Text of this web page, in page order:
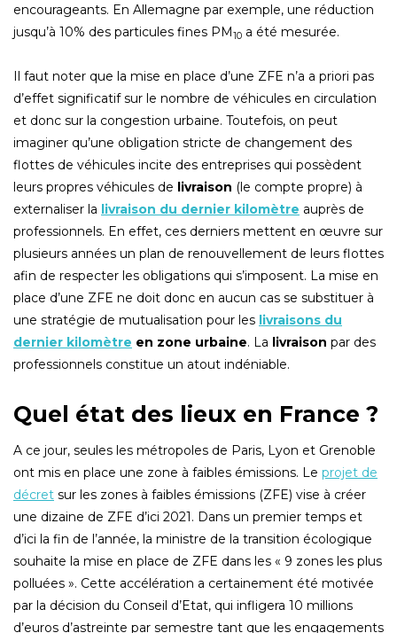
encourageants. En Allemagne par exemple, une réduction
jusqu’à 10% des particules fines PM10 a été mesurée.
Il faut noter que la mise en place d’une ZFE n’a a priori pas
d’effet significatif sur le nombre de véhicules en circulation
et donc sur la congestion urbaine. Toutefois, on peut
imaginer qu’une obligation stricte de changement des
flottes de véhicules incite des entreprises qui possèdent
leurs propres véhicules de livraison (le compte propre) à
externaliser la livraison du dernier kilomètre auprès de
professionnels. En effet, ces derniers mettent en œuvre sur
plusieurs années un plan de renouvellement de leurs flottes
afin de respecter les obligations qui s’imposent. La mise en
place d’une ZFE ne doit donc en aucun cas se substituer à
une stratégie de mutualisation pour les livraisons du
dernier kilomètre en zone urbaine. La livraison par des
professionnels constitue un atout indéniable.
Quel état des lieux en France ?
A ce jour, seules les métropoles de Paris, Lyon et Grenoble
ont mis en place une zone à faibles émissions. Le projet de
décret sur les zones à faibles émissions (ZFE) vise à créer
une dizaine de ZFE d’ici 2021. Dans un premier temps et
d’ici la fin de l’année, la ministre de la transition écologique
souhaite la mise en place de ZFE dans les « 9 zones les plus
polluées ». Cette accélération a certainement été motivée
par la décision du Conseil d’Etat, qui infligera 10 millions
d’euros d’astreinte par semestre tant que les engagements